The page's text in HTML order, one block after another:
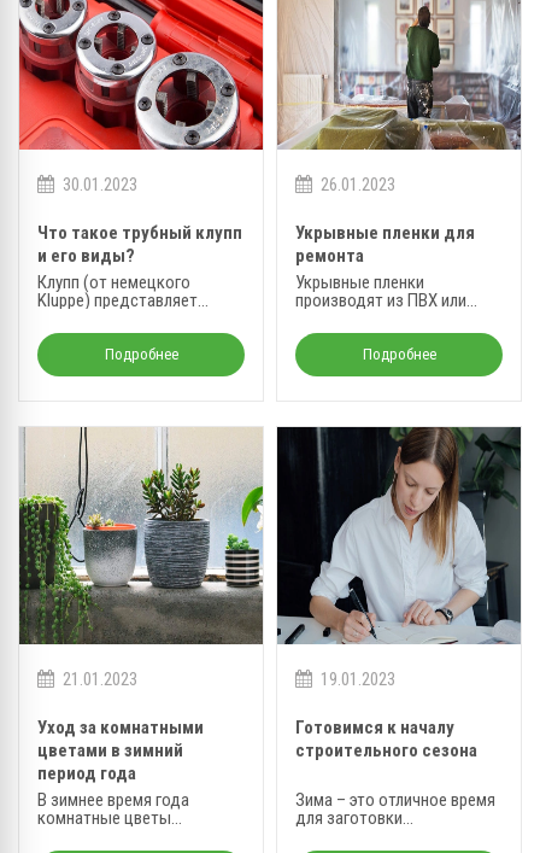
30.01.2023
Что такое трубный клупп
и его виды?
Клупп (от немецкого
Kluppe) представляет
помощью которого
выполняется изготовление
резьбы на металлических
Подробнее
26.01.2023
Укрывные пленки для
ремонта
Укрывные пленки
производят из ПВХ или
Подробнее
21.01.2023
Уход за комнатными
цветами в зимний
период года
В зимнее время года
комнатные цветы
19.01.2023
Готовимся к началу
строительного сезона
Зима – это отличное время
для заготовки